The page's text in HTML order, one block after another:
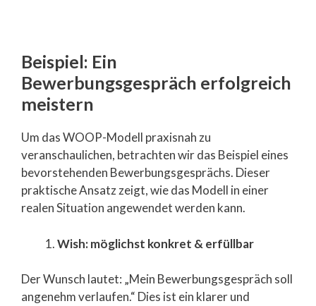
Beispiel: Ein
Bewerbungsgespräch erfolgreich
meistern
Um das WOOP-Modell praxisnah zu
veranschaulichen, betrachten wir das Beispiel eines
bevorstehenden Bewerbungsgesprächs. Dieser
praktische Ansatz zeigt, wie das Modell in einer
realen Situation angewendet werden kann.
Wish: möglichst konkret & erfüllbar
Der Wunsch lautet: „Mein Bewerbungsgespräch soll
angenehm verlaufen.“ Dies ist ein klarer und